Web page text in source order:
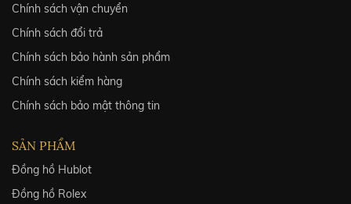
Chính sách vận chuyển
Chính sách đổi trả
Chính sách bảo hành sản phẩm
Chính sách kiểm hàng
Chính sách bảo mật thông tin
SẢN PHẨM
Đồng hồ Hublot
Đồng hồ Rolex